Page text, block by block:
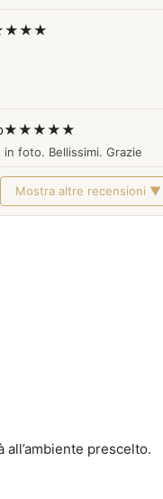
★★★★★
foto. Bellissimi. Grazie
Mostra altre recensioni ▼
prescelto.